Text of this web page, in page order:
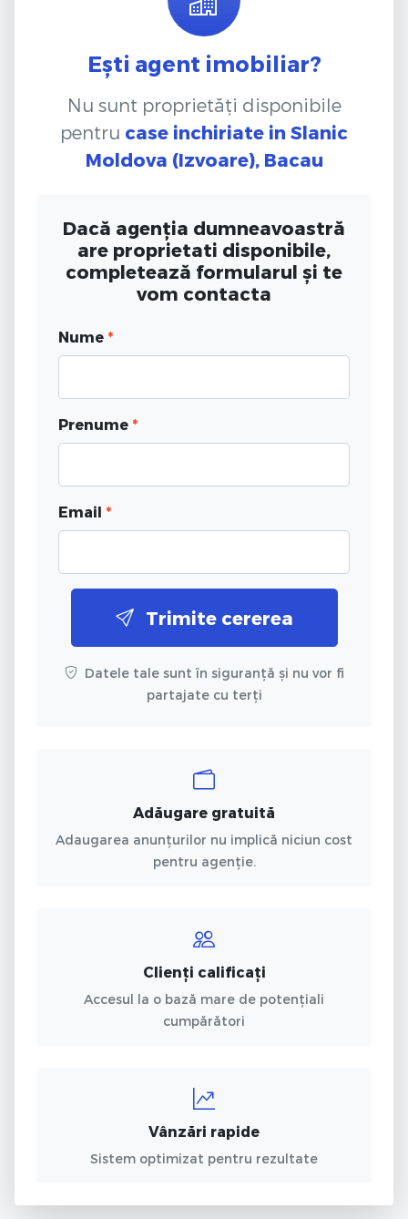
Ești agent imobiliar?
Nu sunt proprietăți disponibile
pentru case inchiriate in Slanic
Moldova (Izvoare), Bacau
Dacă agenția dumneavoastră
are proprietati disponibile,
completează formularul și te
vom contacta
Nume *
Prenume *
Email *
Trimite cererea
Datele tale sunt în siguranță și nu vor fi
partajate cu terți
Adăugare gratuită
Adaugarea anunțurilor nu implică niciun cost
pentru agenție.
Clienți calificați
Accesul la o bază mare de potențiali
cumpărători
Vânzări rapide
Sistem optimizat pentru rezultate